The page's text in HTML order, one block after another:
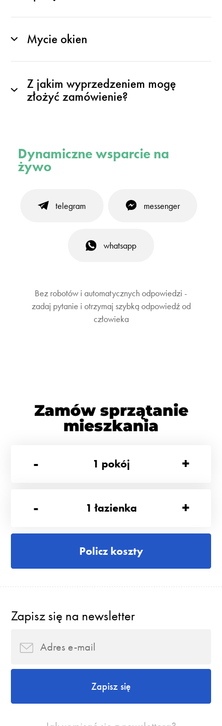
Mycie okien
Z jakim wyprzedzeniem mogę
złożyć zamówienie?
Dynamiczne wsparcie na
żywo
telegram messenger
whatsapp
Bez robotów i automatycznych odpowiedzi -
zadaj pytanie i otrzymaj szybką odpowiedź od
człowieka
Zamów sprzątanie
mieszkania
-
1 pokój +
- 1 łazienka +
Policz koszty
Zapisz się na newsletter
Zapisz się